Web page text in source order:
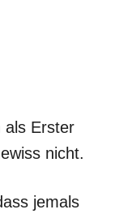
als Erster
nicht.
jemals